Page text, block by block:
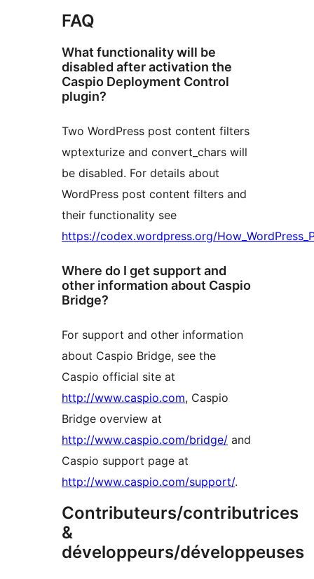
FAQ
What functionality will be
disabled after activation the
Caspio Deployment Control
plugin?
Two WordPress post content filters
wptexturize and convert_chars will
be disabled. For details about
WordPress post content filters and
their functionality see
https://codex.wordpress.org/
Where do I get support and
other information about Caspio
Bridge?
For support and other information
about Caspio Bridge, see the
Caspio official site at
http://www.caspio.com, Caspio
Bridge overview at
http://www.caspio.com/bridge/ and
Caspio support page at
http://www.caspio.com/support/.
Contributeurs/contributrices
&
développeurs/développeuses